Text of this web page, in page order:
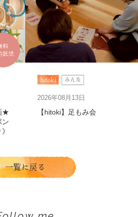
★
ン
hitoki みんな
2026年08月13日
【hitoki】足もみ会
一覧に戻る